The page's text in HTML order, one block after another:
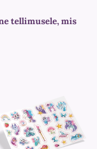
tellimusele, mis
14 €